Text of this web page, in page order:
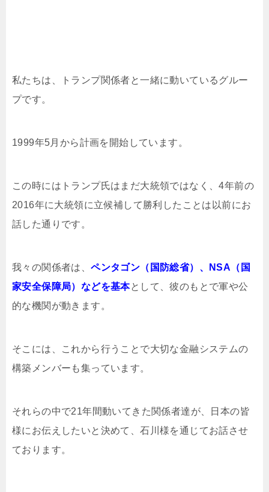
私たちは、トランプ関係者と一緒に動いているグルー
プです。
1999年5月から計画を開始しています。
この時にはトランプ氏はまだ大統領ではなく、4年前の
2016年に大統領に立候補して勝利したことは以前にお
話した通りです。
我々の関係者は、ペンタゴン（国防総省）、NSA（国
家安全保障局）などを基本として、彼のもとで軍や公
的な機関が動きます。
そこには、これから行うことで大切な金融システムの
構築メンバーも集っています。
それらの中で21年間動いてきた関係者達が、日本の皆
様にお伝えしたいと決めて、石川様を通じてお話させ
ております。